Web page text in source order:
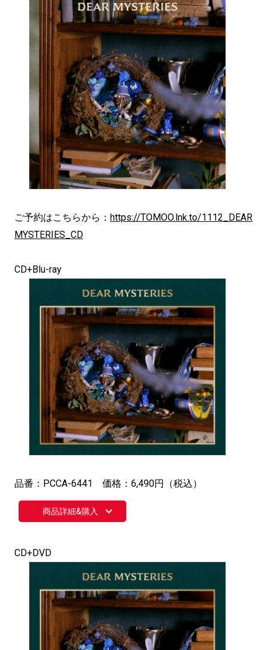
ご予約はこちらから： https://TOMOO.lnk.to/1112_DEAR
MYSTERIES_CD
CD+Blu-ray
品番：PCCA-6441 価格：6,490円（税込）
商品詳細&購入
CD+DVD